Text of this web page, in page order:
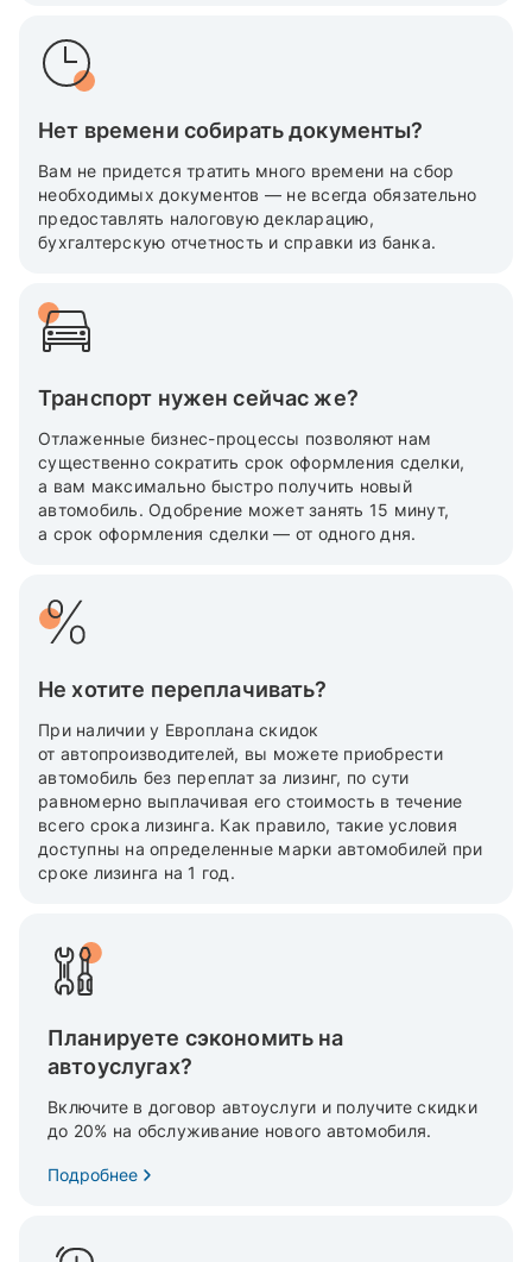
Нет времени собирать документы?
Вам не придется тратить много времени на сбор
необходимых документов — не всегда обязательно
предоставлять налоговую декларацию,
бухгалтерскую отчетность и справки из банка.
Транспорт нужен сейчас же?
Отлаженные бизнес-процессы позволяют нам
существенно сократить срок оформления сделки,
а вам максимально быстро получить новый
автомобиль. Одобрение может занять 15 минут,
а срок оформления сделки — от одного дня.
Не хотите переплачивать?
При наличии у Европлана скидок
от автопроизводителей, вы можете приобрести
автомобиль без переплат за лизинг, по сути
равномерно выплачивая его стоимость в течение
всего срока лизинга. Как правило, такие условия
доступны на определенные марки автомобилей при
сроке лизинга на 1 год.
Планируете сэкономить на
автоуслугах?
Включите в договор автоуслуги и получите скидки
до 20% на обслуживание нового автомобиля.
Подробнее